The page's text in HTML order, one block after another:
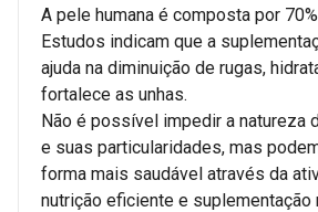
A pele humana é composta por
Estudos indicam que a
ajuda na diminuição de rugas,
fortalece as unhas.
Não é possível impedir a natureza
e suas particularidades, mas
forma mais saudável através da
nutrição eficiente e suplementação